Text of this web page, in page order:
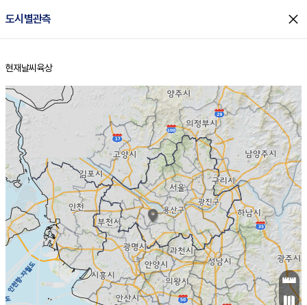
도시별관측 close
홈
현재날씨 육상